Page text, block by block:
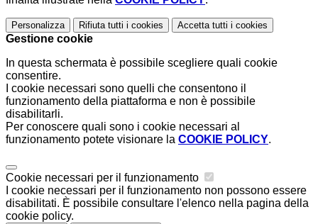
Personalizza Rifiuta tutti i cookies Accetta tutti i cookies
Gestione cookie
In questa schermata è possibile scegliere quali cookie
consentire.
I cookie necessari sono quelli che consentono il
funzionamento della piattaforma e non è possibile
disabilitarli.
Per conoscere quali sono i cookie necessari al
funzionamento potete visionare la COOKIE POLICY.
Cookie necessari per il funzionamento
I cookie necessari per il funzionamento non possono essere
disabilitati. È possibile consultare l'elenco nella pagina della
cookie policy.